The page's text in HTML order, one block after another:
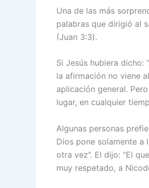
Una de las más
palabras que dirigió al
(Juan 3:3).
Si Jesús hubiera dicho:
la afirmación no viene
aplicación general.
lugar, en cualquier
Algunas personas
Dios pone solamente a
otra vez”. El dijo: “El
muy respetado, a